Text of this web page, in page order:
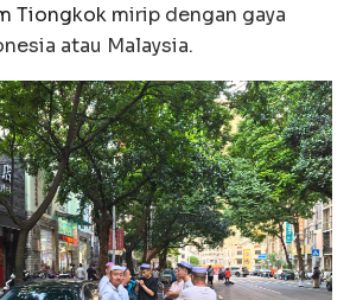
Tiongkok mirip dengan gaya
atau Malaysia.